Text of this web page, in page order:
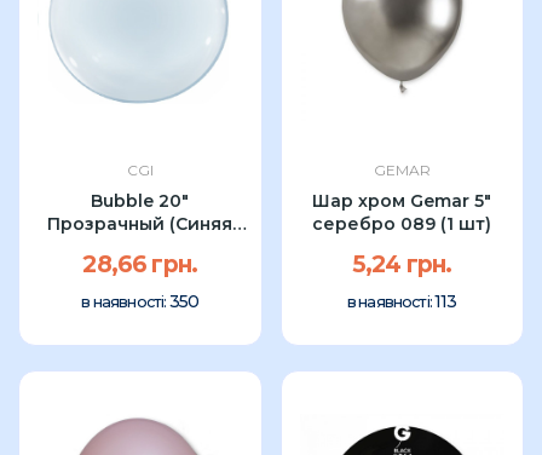
CGI
Bubble 20"
Прозрачный (Синяя
28,66 грн.
в наявності: 350
GEMAR
Шар хром Gemar 5"
серебро 089 (1 шт)
5,24 грн.
в наявності:113